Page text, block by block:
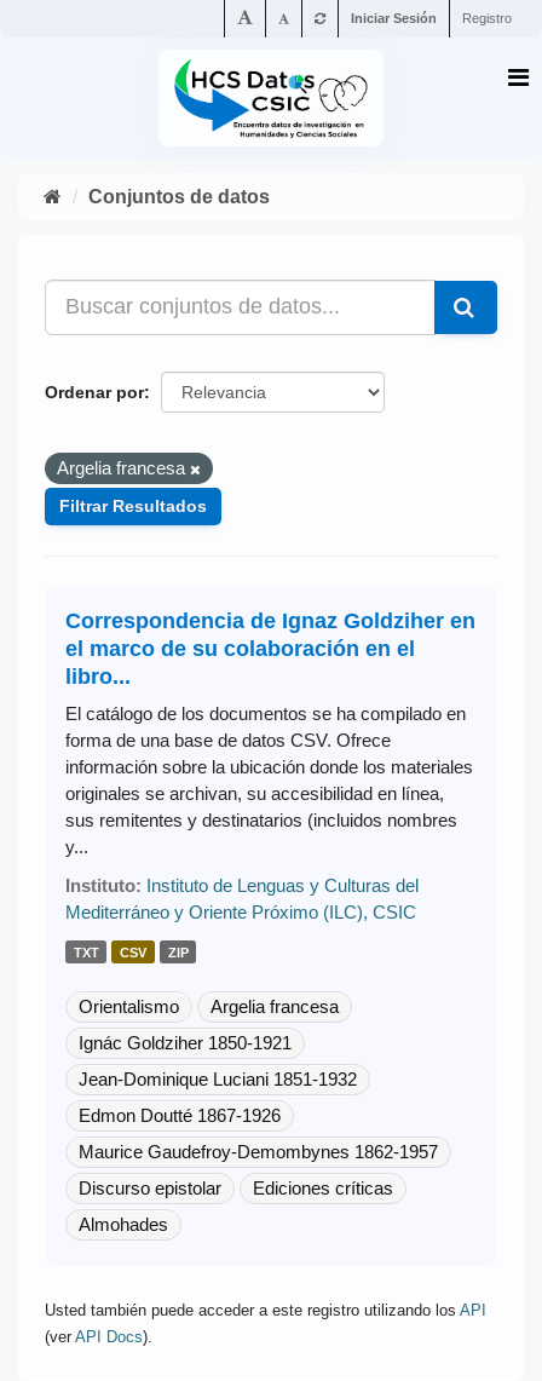
Iniciar Sesión Registro
Conjuntos de datos
Ordenar por
Argelia francesa
Filtrar Resultados
Correspondencia de Ignaz Goldziher en
el marco de su colaboración en el
libro...
El catálogo de los documentos se ha compilado en
forma de una base de datos CSV. Ofrece
información sobre la ubicación donde los materiales
originales se archivan, su accesibilidad en línea,
sus remitentes y destinatarios (incluidos nombres
y...
Instituto: Instituto de Lenguas y Culturas del
Mediterráneo y Oriente Próximo (ILC), CSIC
TXT CSV ZIP
Orientalismo
Argelia francesa
Ignác Goldziher 1850-1921
Jean-Dominique Luciani 1851-1932
Edmon Doutté 1867-1926
Maurice Gaudefroy-Demombynes 1862-1957
Discurso epistolar
Ediciones críticas
Almohades
Usted también puede acceder a este registro utilizando los API
(ver API Docs).